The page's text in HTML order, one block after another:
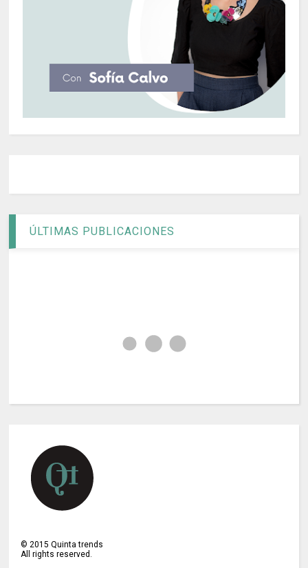
ÚLTIMAS PUBLICACIONES
© 2015 Quinta trends
All rights reserved.